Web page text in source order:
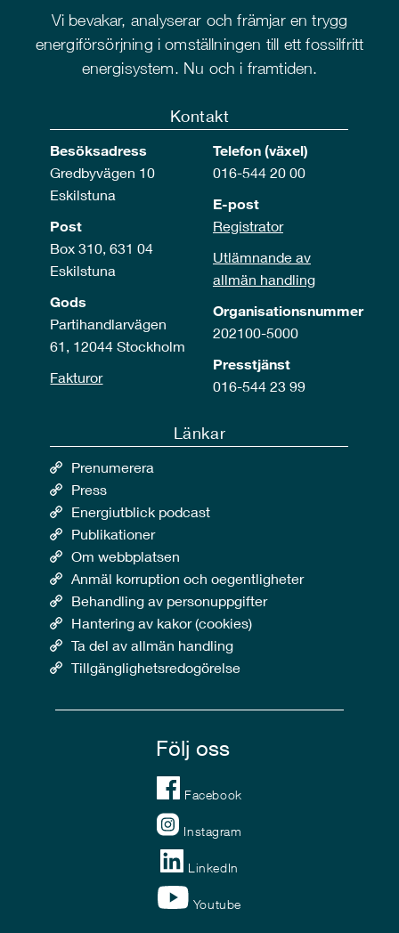
Vi bevakar, analyserar och främjar en trygg
energiförsörjning i omställningen till ett fossilfritt
energisystem. Nu och i framtiden.
Kontakt
Besöksadress
Gredbyvägen 10
Eskilstuna
Post
Box 310, 631 04
Eskilstuna
Gods
Partihandlarvägen
61, 12044 Stockholm
Fakturor
Telefon (växel)
016-544 20 00
E-post
Registrator
Utlämnande av
allmän handling
Organisationsnummer
202100-5000
Presstjänst
016-544 23 99
Länkar
Prenumerera
Press
Energiutblick podcast
Publikationer
Om webbplatsen
Anmäl korruption och oegentligheter
Behandling av personuppgifter
Hantering av kakor (cookies)
Ta del av allmän handling
Tillgänglighetsredogörelse
Följ oss
Facebook
Instagram
LinkedIn
Youtube